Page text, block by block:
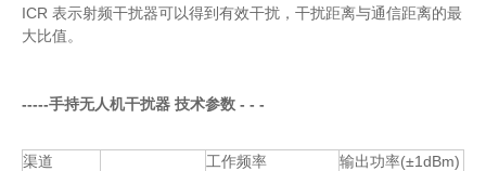
ICR 表示射频干扰器可以得到有效干扰，干扰距离与通信距离的最
大比值。
-----手持无人机干扰器 技术参数 - - -
渠道 工作频率
输出功率(±1dBm)